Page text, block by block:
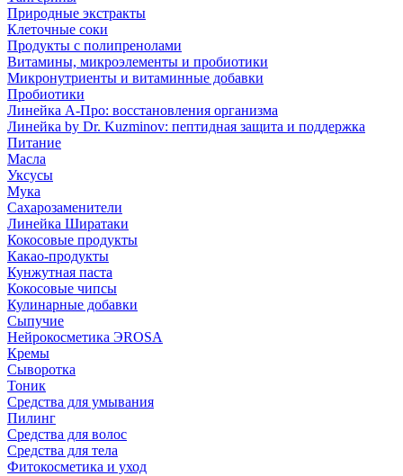
Природные экстракты
Клеточные соки
Продукты с полипренолами
Витамины, микроэлементы и пробиотики
Микронутриенты и витаминные добавки
Пробиотики
Линейка А-Про: восстановления организма
Линейка by Dr. Kuzminov: пептидная защита и поддержка
Питание
Масла
Уксусы
Мука
Сахарозаменители
Линейка Ширатаки
Кокосовые продукты
Какао-продукты
Кунжутная паста
Кокосовые чипсы
Кулинарные добавки
Сыпучие
Нейрокосметика ЭROSA
Кремы
Сыворотка
Тоник
Средства для умывания
Пилинг
Средства для волос
Средства для тела
Фитокосметика и уход